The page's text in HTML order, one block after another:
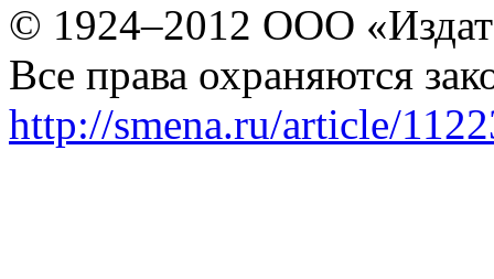
© 1924–2012 ООО
Все права охраняются
http://smena.ru/article/